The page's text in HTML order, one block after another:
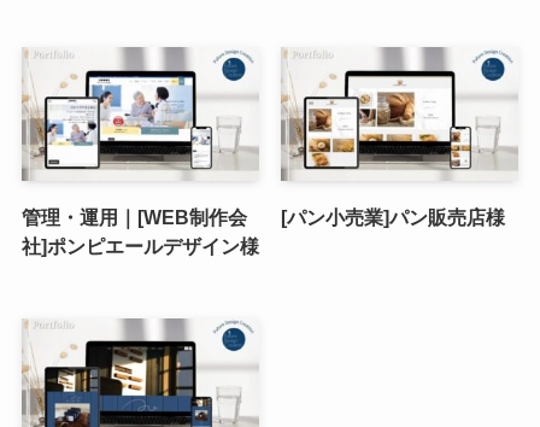
管理・運用｜[WEB制作会
社]ポンピエールデザイン様
[パン小売業]パン販売店様